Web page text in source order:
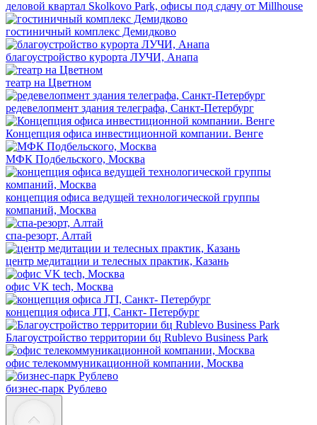
деловой квартал Skolkovo Park, офисы под сдачу от Millhouse
гостиничный комплекс Демидково
благоустройство курорта ЛУЧИ, Анапа
театр на Цветном
редевелопмент здания телеграфа, Санкт-Петербург
Концепция офиса инвестиционной компании. Венге
МФК Подбельского, Москва
концепция офиса ведущей технологической группы
компаний, Москва
спа-резорт, Алтай
центр медитации и телесных практик, Казань
офис VK tech, Москва
концепция офиса JTI, Санкт- Петербург
Благоустройство территории бц Rublevo Business Park
офис телекоммуникационной компании, Москва
бизнес-парк Рублево